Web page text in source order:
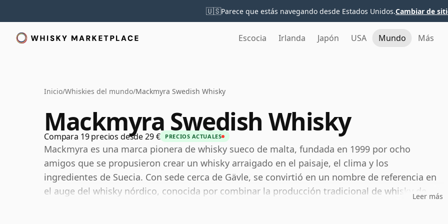
🇺🇸Parece que estás navegando desde Estados Unidos.Cambiar de
Escocia Irlanda Japón USA Mundo Más
Inicio/Whiskies del mundo/Mackmyra Swedish Whisky
Mackmyra Swedish Whisky
Compara 19 precios desde 29 € PRECIOS ACTUALES
Mackmyra es una marca pionera de whisky sueco de malta, fundada en 1999 por ocho
amigos que se propusieron crear un whisky arraigado en el paisaje, el clima y los
ingredientes de Suecia. Con sede cerca de Gävle, se convirtió en un nombre de referencia en
el auge del whisky nórdico, conocida por combinar la producción tradicional de whisky deLeer más